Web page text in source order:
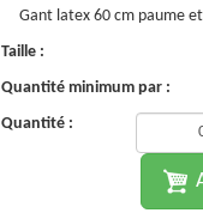
Gant latex 60 cm paume
Taille :
Quantité minimum par :
Quantité :